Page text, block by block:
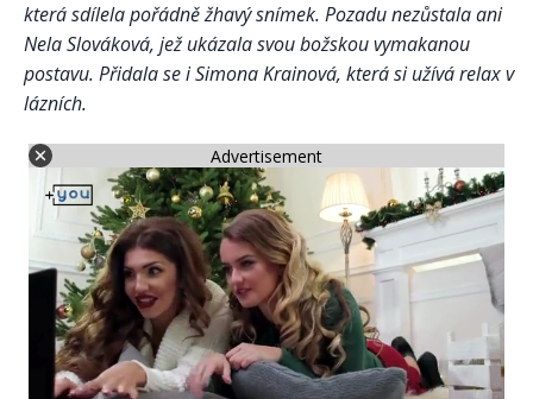
která sdílela pořádně žhavý snímek. Pozadu nezůstala ani
Nela Slováková, jež ukázala svou božskou vymakanou
postavu. Přidala se i Simona Krainová, která si užívá relax v
lázních.
Advertisement